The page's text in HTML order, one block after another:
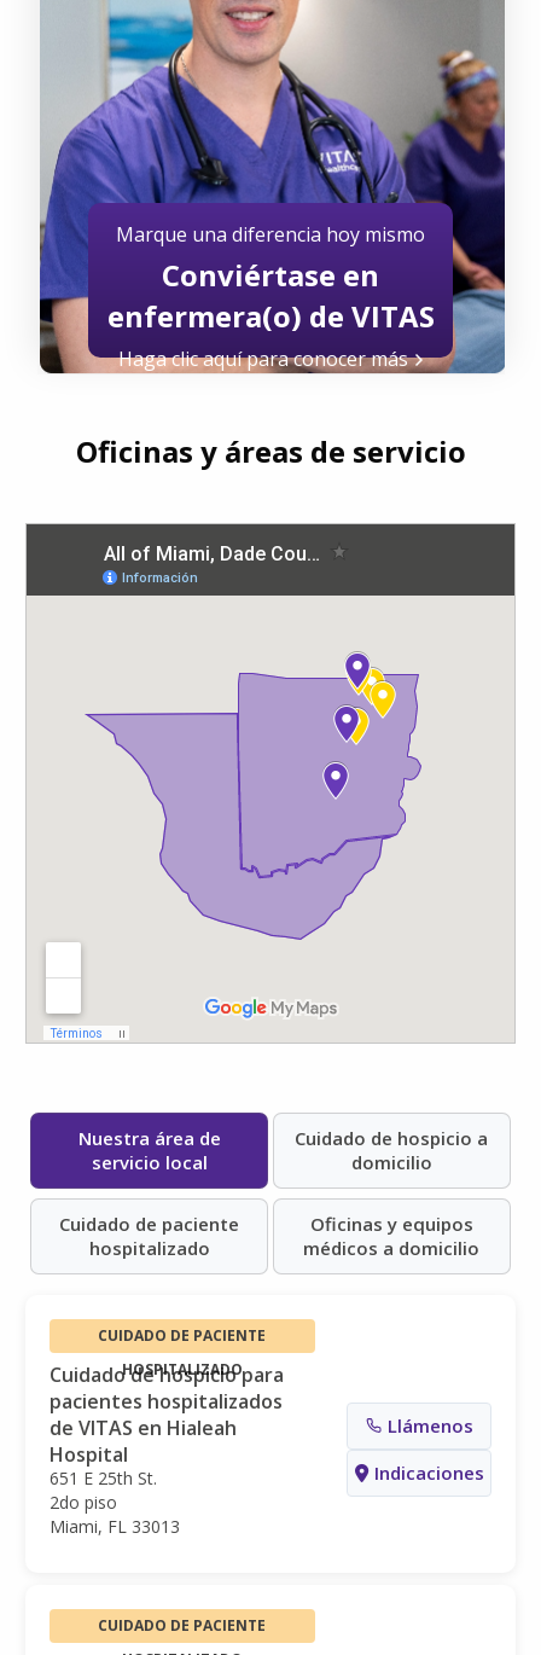
Marque una diferencia hoy mismo
Conviértase en
enfermera(o) de VITAS
Haga clic aquí para conocer más
Oficinas y áreas de servicio
Nuestra área de
servicio local
Cuidado de hospicio a
domicilio
Cuidado de paciente
hospitalizado
Oficinas y equipos
médicos a domicilio
CUIDADO DE PACIENTE
HOSPITALIZADO
Cuidado de hospicio para
pacientes hospitalizados
de VITAS en Hialeah
Hospital
651 E 25th St.
2do piso
Miami, FL 33013
Llámenos
Indicaciones
CUIDADO DE PACIENTE